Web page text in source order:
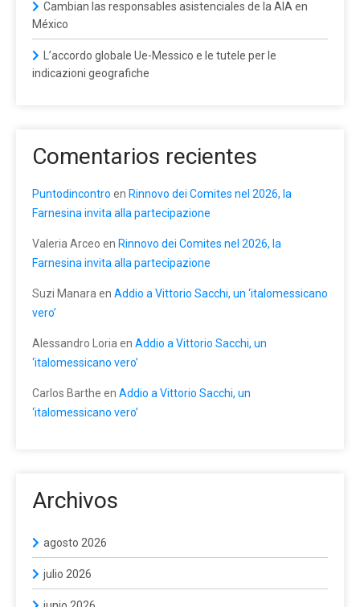
Cambian las responsables asistenciales de la AIA en
México
L’accordo globale Ue-Messico e le tutele per le
indicazioni geografiche
Comentarios recientes
Puntodincontro en Rinnovo dei Comites nel 2026, la
Farnesina invita alla partecipazione
Valeria Arceo en Rinnovo dei Comites nel 2026, la
Farnesina invita alla partecipazione
Suzi Manara en Addio a Vittorio Sacchi, un ‘italomessicano
vero’
Alessandro Loria en Addio a Vittorio Sacchi, un
‘italomessicano vero’
Carlos Barthe en Addio a Vittorio Sacchi, un
‘italomessicano vero’
Archivos
agosto 2026
julio 2026